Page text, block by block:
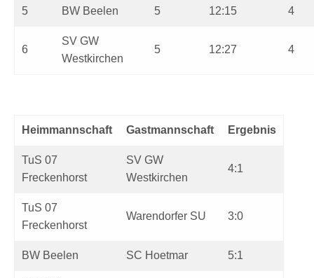
5 BW Beelen 5 12:15 4
6
SV GW
Westkirchen
5 12:27 4
Heimmannschaft Gastmannschaft Ergebnis
TuS 07
Freckenhorst
SV GW
Westkirchen
4:1
TuS 07
Freckenhorst
Warendorfer SU 3:0
BW Beelen SC Hoetmar 5:1